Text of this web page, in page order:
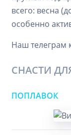
всего: весна
особенно
Наш телеграм
СНАСТИ
ПОПЛАВОК